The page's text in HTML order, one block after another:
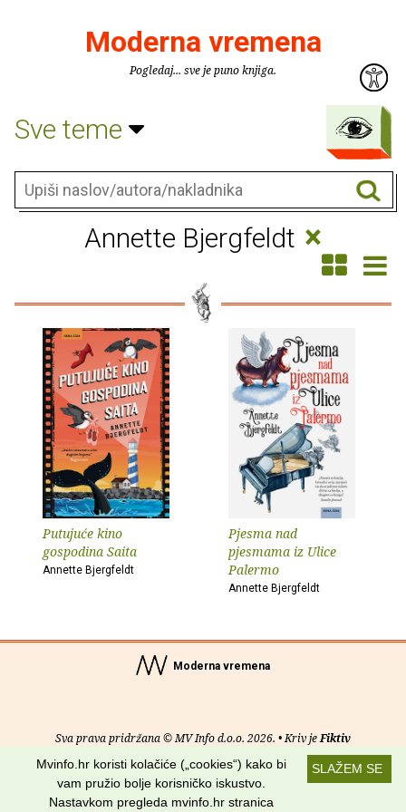
Moderna vremena
Pogledaj... sve je puno knjiga.
Sve teme
Annette Bjergfeldt ×
Putujuće kino
gospodina Saita
Annette Bjergfeldt
Pjesma nad
pjesmama iz Ulice
Palermo
Annette Bjergfeldt
Moderna vremena
Sva prava pridržana © MV Info d.o.o. 2026. • Kriv jeFiktiv
Uvjeti korištenja RSS kanali
Potraži nas na:
SLAŽEM SE
Mvinfo.hr koristi kolačiće („cookies“) kako bi
vam pružio bolje korisničko iskustvo.
Nastavkom pregleda mvinfo.hr stranica